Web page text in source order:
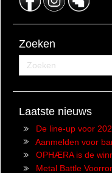
Zoeken
Laatste nieuws
De line-up voor
Aanmelden voor
OPHÆRA is de
Metal Battle